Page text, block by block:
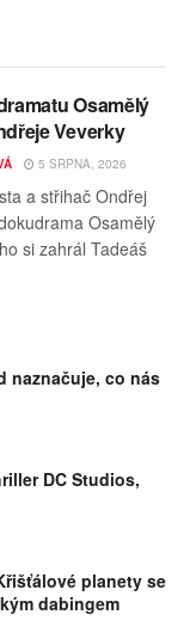
Osamělý
Veverky
5 SRPNA, 2026
a střihač Ondřej
Osamělý
si zahrál Tadeáš
naznačuje, co nás
DC Studios,
planety se
dabingem